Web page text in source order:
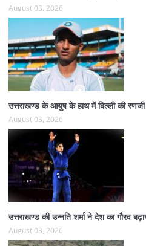
August 03, 2026
उत्तराखण्ड के आयुष के हाथ में दिल्ली की रणजी
August 03, 2026
उत्तराखण्ड की उन्नति शर्मा ने देश का गौरव
August 03, 2026